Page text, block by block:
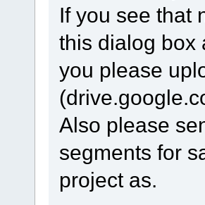
If you see that
this dialog box
you please
Also please
segments for
project as.